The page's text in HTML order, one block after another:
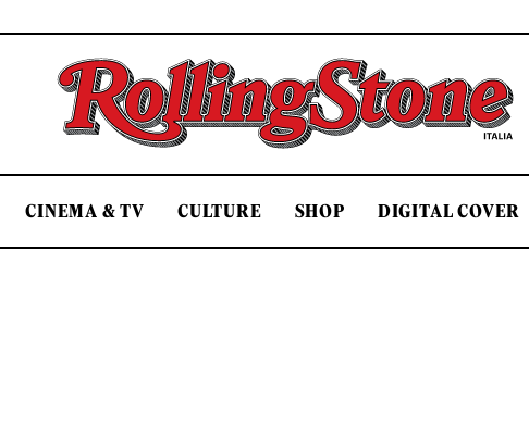
Rolling Stone Italia
CINEMA & TV CULTURE SHOP DIGITAL COVER